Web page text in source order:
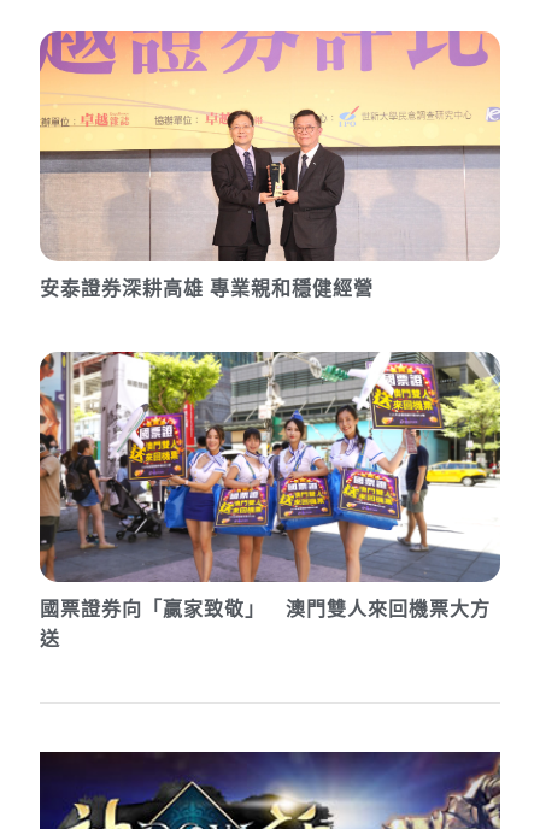
安泰證券深耕高雄 專業親和穩健經營
國票證券向「贏家致敬」 澳門雙人來回機票大方
送